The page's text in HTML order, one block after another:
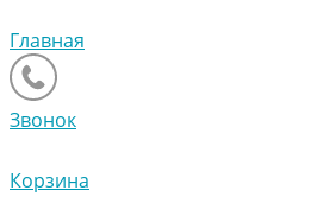
Главная
Звонок
Корзина